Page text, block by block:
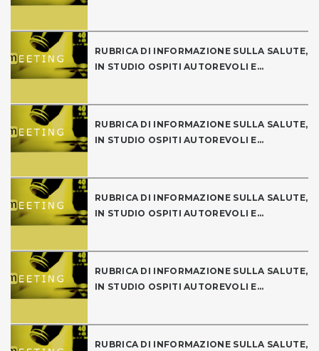
RUBRICA DI INFORMAZIONE SULLA SALUTE,
IN STUDIO OSPITI AUTOREVOLI E...
RUBRICA DI INFORMAZIONE SULLA SALUTE,
IN STUDIO OSPITI AUTOREVOLI E...
RUBRICA DI INFORMAZIONE SULLA SALUTE,
IN STUDIO OSPITI AUTOREVOLI E...
RUBRICA DI INFORMAZIONE SULLA SALUTE,
IN STUDIO OSPITI AUTOREVOLI E...
RUBRICA DI INFORMAZIONE SULLA SALUTE,